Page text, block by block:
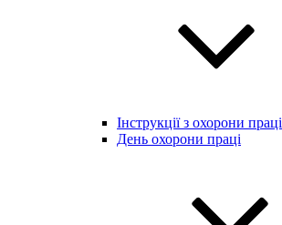
Інструкції з охорони праці
День охорони праці